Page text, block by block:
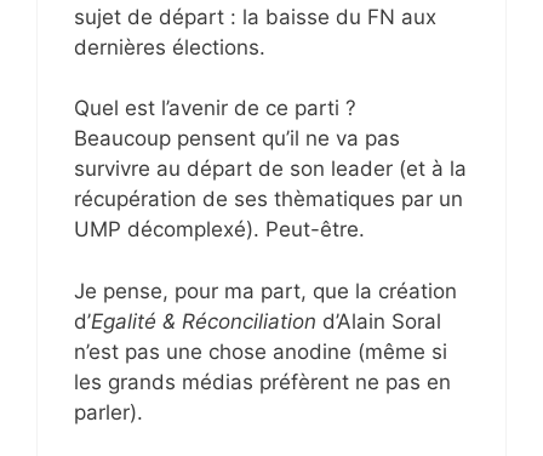
sujet de départ : la baisse du FN aux
dernières élections.
Quel est l’avenir de ce parti ?
Beaucoup pensent qu’il ne va pas
survivre au départ de son leader (et à la
récupération de ses thèmatiques par un
UMP décomplexé). Peut-être.
Je pense, pour ma part, que la création
d’Egalité & Réconciliation d’Alain Soral
n’est pas une chose anodine (même si
les grands médias préfèrent ne pas en
parler).